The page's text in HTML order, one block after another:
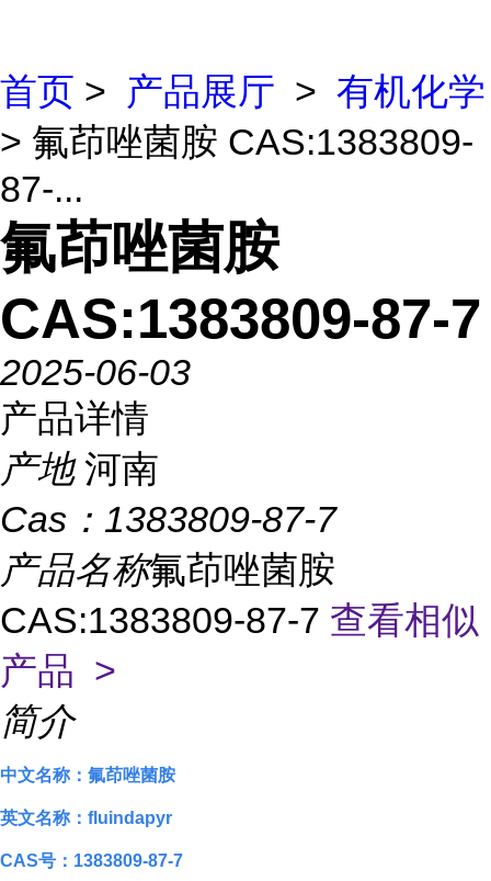
首页 > 产品展厅 > 有机化学
> 氟茚唑菌胺 CAS:1383809-
87-...
氟茚唑菌胺
CAS:1383809-87-7
2025-06-03
产品详情
产地 河南
Cas： 1383809-87-7
产品名称氟茚唑菌胺
CAS:1383809-87-7 查看相似
产品 >
简介
中文名称：氟茚唑菌胺
英文名称：fluindapyr
CAS号：1383809-87-7